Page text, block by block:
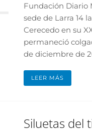
Fundación Diario
sede de Larra 14
Cerecedo en su
permaneció
de diciembre de
LEER MÁS
Siluetas del